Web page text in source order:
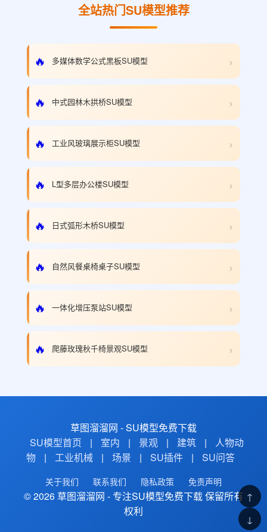
全站热门SU模型推荐
🔥 多媒体数学公式黑板SU模型 ›
🔥 中式园林木拱桥SU模型 ›
🔥 工业风玻璃展示柜SU模型 ›
🔥 L型多层办公楼SU模型 ›
🔥 日式弧形木桥SU模型 ›
🔥 自然风餐桌椅桌子SU模型 ›
🔥 一体化增压泵站SU模型 ›
🔥 爬藤玫瑰秋千椅景观SU模型 ›
草图溜溜网 - SU模型免费下载
SU模型首页
| 室内 | 景观 | 建筑 |
人物动
物
| 工业机械 | 场景 | SU插件 | SU问答
关于我们 联系我们 隐私政策 免责声明
© 2026 草图溜溜网 - 专注SU模型免费下载 保留所有
权利
↑
↓